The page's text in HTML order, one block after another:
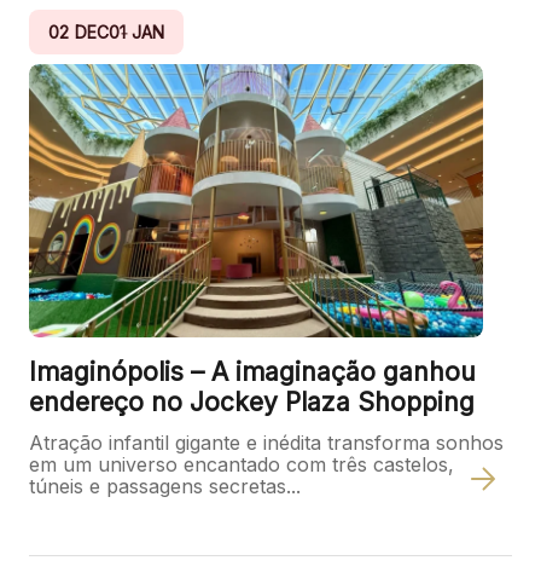
02 DEC01 JAN
Imaginópolis – A imaginação ganhou
endereço no Jockey Plaza Shopping
Atração infantil gigante e inédita transforma sonhos
em um universo encantado com três castelos,
túneis e passagens secretas...